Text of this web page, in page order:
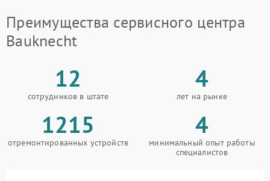
Преимущества сервисного центра
Bauknecht
12
сотрудников в штате
4
лет на рынке
1215
отремонтированных устройств
4
минимальный опыт работы
специалистов